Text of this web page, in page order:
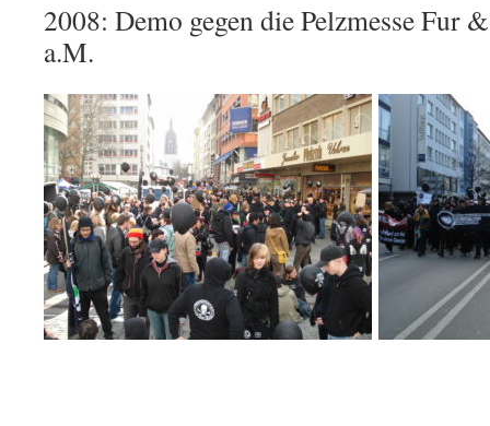
2008: Demo gegen die Pelzmesse Fur
a.M.